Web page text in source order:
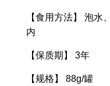
【食用方法】 泡水
内
【保质期】 3年
【规格】 88g/罐